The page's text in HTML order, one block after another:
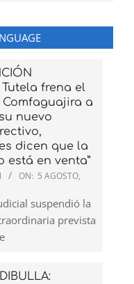
Tutela frena el
Comfaguajira a
nuevo
dicen que la
está en venta”
ON: 5 AGOSTO,
suspendió la
prevista